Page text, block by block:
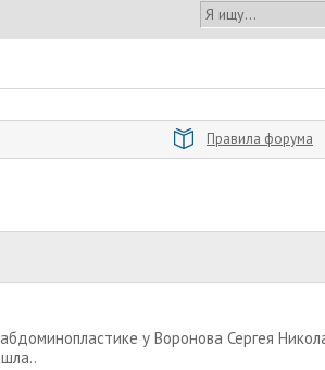
Я ищу...
Правила форума
у Воронова Сергея